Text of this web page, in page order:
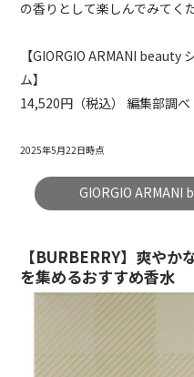
の香りとして楽しんでみてく
【GIORGIO ARMANI beauty
ム】
14,520円（税込） 編集部調べ
2025年5月22日時点
GIORGIO ARMANI
【BURBERRY】爽や
を集めるおすすめ香水